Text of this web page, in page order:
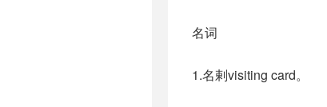
名词
1.名剌visiting card。